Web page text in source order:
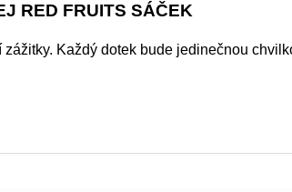
RED FRUITS SÁČEK
Každý dotek bude jedinečnou